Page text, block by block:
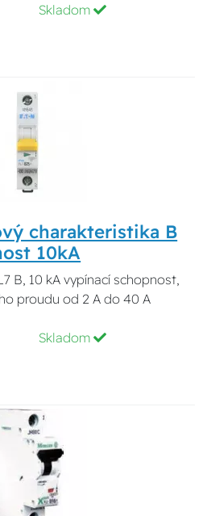
Skladom
charakteristika B
10kA
B, 10 kA vypínací schopnost,
proudu od 2 A do 40 A
Skladom